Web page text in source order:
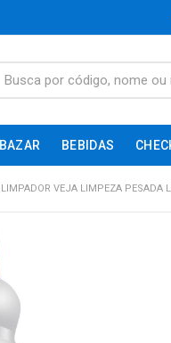
BAZAR BEBIDAS
LIMPADOR VEJA LIMPEZA PESADA